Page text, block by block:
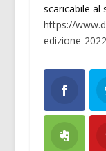
scaricabile al
https://
edizione-